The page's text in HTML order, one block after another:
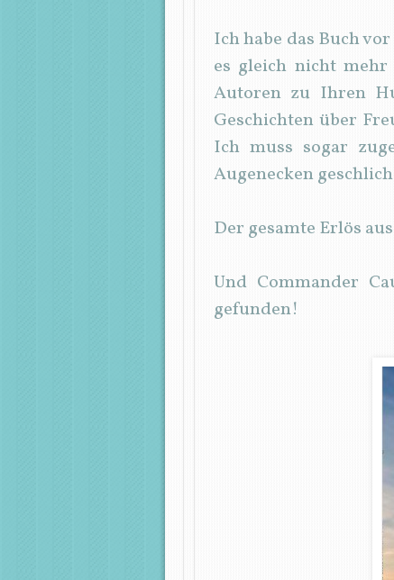
Ich habe das Buch
es gleich nicht
Autoren zu Ihren
Geschichten über
Ich muss sogar
Augenecken
Der gesamte Erlös
Und Commander
gefunden!